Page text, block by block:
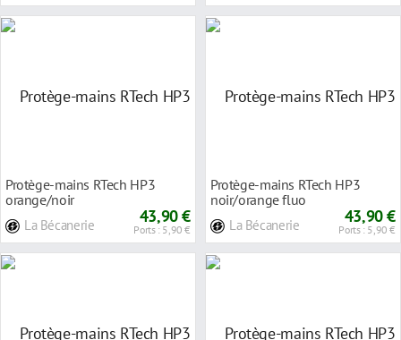
Protège-mains RTech HP3
orange/noir
La Bécanerie 43,90 €
Ports : 5,90 €
Protège-mains RTech HP3
noir/orange fluo
La Bécanerie 43,90 €
Ports : 5,90 €